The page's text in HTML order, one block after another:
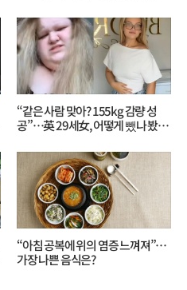
“같은 사람 맞아? 155kg 감량 성
공”…英 29세女, 어떻게 뺐나 봤더
“아침 공복에 위의 염증 느껴져”…
가장 나쁜 음식은?